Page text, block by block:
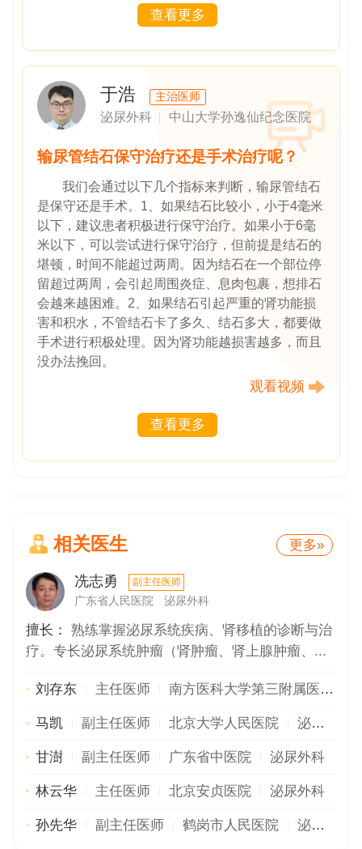
查看更多
于浩 主治医师
泌尿外科 中山大学孙逸仙纪念医院
输尿管结石保守治疗还是手术治疗呢？
我们会通过以下几个指标来判断，输尿管结石
是保守还是手术。1、如果结石比较小，小于4毫米
以下，建议患者积极进行保守治疗。如果小于6毫
米以下，可以尝试进行保守治疗，但前提是结石的
堪顿，时间不能超过两周。因为结石在一个部位停
留超过两周，会引起周围炎症、息肉包裹，想排石
会越来越困难。2、如果结石引起严重的肾功能损
害和积水，不管结石卡了多久、结石多大，都要做
手术进行积极处理。因为肾功能越损害越多，而且
没办法挽回。
观看视频
查看更多
相关医生 更多»
冼志勇 副主任医师
广东省人民医院 泌尿外科
擅长：
熟练掌握泌尿系统疾病、肾移植的诊断与治
疗。专长泌尿系统肿瘤（肾肿瘤、肾上腺肿瘤、...
刘存东 主任医师 南方医科大学第三附属医院
马凯 副主任医师 北京大学人民医院 泌尿与碎石中心
甘澍 副主任医师 广东省中医院 泌尿外科
林云华 主任医师 北京安贞医院 泌尿外科
孙先华 副主任医师 鹤岗市人民医院 泌尿外科